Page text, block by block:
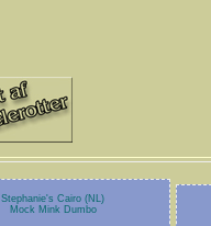
Stephanie's Cairo (NL)
Mock Mink Dumbo